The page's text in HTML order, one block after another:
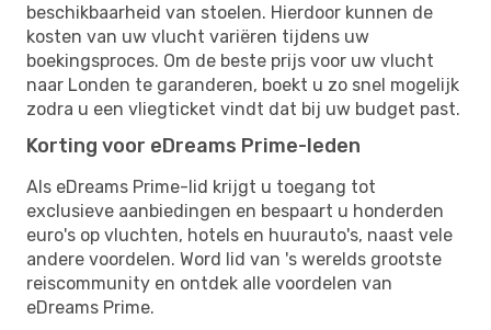
beschikbaarheid van stoelen. Hierdoor kunnen de
kosten van uw vlucht variëren tijdens uw
boekingsproces. Om de beste prijs voor uw vlucht
naar Londen te garanderen, boekt u zo snel mogelijk
zodra u een vliegticket vindt dat bij uw budget past.
Korting voor eDreams Prime-leden
Als eDreams Prime-lid krijgt u toegang tot
exclusieve aanbiedingen en bespaart u honderden
euro's op vluchten, hotels en huurauto's, naast vele
andere voordelen. Word lid van 's werelds grootste
reiscommunity en ontdek alle voordelen van
eDreams Prime.